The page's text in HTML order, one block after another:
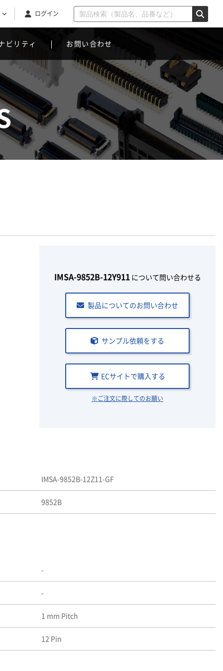
ログイン
ビリティ お問い合わせ
IMSA-9852B-12Y911について問い合わせる
製品についてのお問い合わせ
サンプル依頼をする
ECサイトで購入する
※ご注文に際してのお願い
IMSA-9852B-12Z11-GF
9852B
-
-
1 mm Pitch
12 Pin